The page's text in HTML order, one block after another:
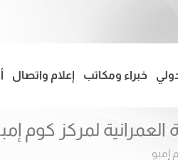
خبراء ومكاتب إعلام واتصال
لمركز كوم
إمبو